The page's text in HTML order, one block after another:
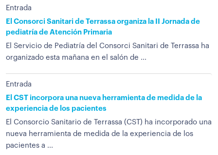
Entrada
El Consorci Sanitari de Terrassa organiza la II Jornada de
pediatría de Atención Primaria
El Servicio de Pediatría del Consorci Sanitari de Terrassa ha
organizado esta mañana en el salón de ...
Entrada
El CST incorpora una nueva herramienta de medida de la
experiencia de los pacientes
El Consorcio Sanitario de Terrassa (CST) ha incorporado una
nueva herramienta de medida de la experiencia de los
pacientes a ...